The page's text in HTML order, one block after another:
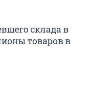
склада в
товаров в